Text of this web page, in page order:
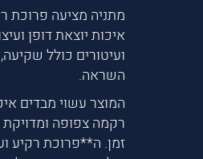
מתניה מציעה פרוכת
איכות יוצאת דופן
ועיטורים כולל
השראה.
המוצר עשוי מבדים
רקמה צפופה
זמן. ה**פרוכת רקיע